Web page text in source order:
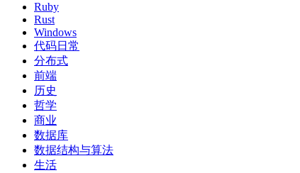
Ruby
Rust
Windows
代码日常
分布式
前端
历史
哲学
商业
数据库
数据结构与算法
生活